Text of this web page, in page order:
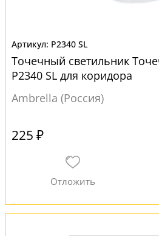
P2340 SL
Точечный светильник
P2340 SL для коридора
Ambrella (Россия)
225 ₽